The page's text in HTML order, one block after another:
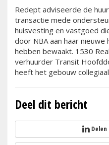
Redept adviseerde de
transactie mede
huisvesting en vastgoed
door NBA aan haar
hebben bewaakt. 1530
verhuurder Transit
heeft het gebouw
Deel dit bericht
Delen